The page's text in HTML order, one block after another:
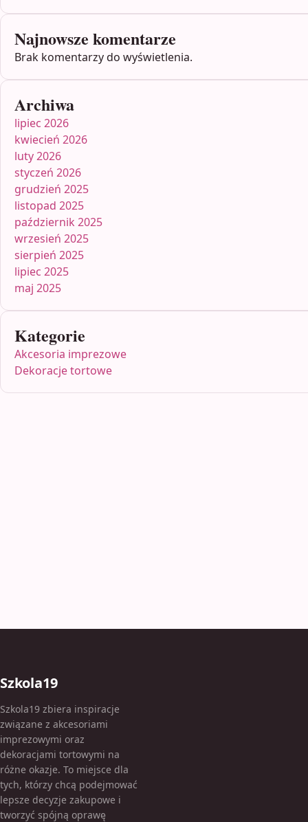
Najnowsze komentarze
Brak komentarzy do wyświetlenia.
Archiwa
lipiec 2026
kwiecień 2026
luty 2026
styczeń 2026
grudzień 2025
listopad 2025
październik 2025
wrzesień 2025
sierpień 2025
lipiec 2025
maj 2025
Kategorie
Akcesoria imprezowe
Dekoracje tortowe
Szkola19
Szkola19 zbiera inspiracje
związane z akcesoriami
imprezowymi oraz
dekoracjami tortowymi na
różne okazje. To miejsce dla
tych, którzy chcą podejmować
lepsze decyzje zakupowe i
tworzyć spójną oprawę